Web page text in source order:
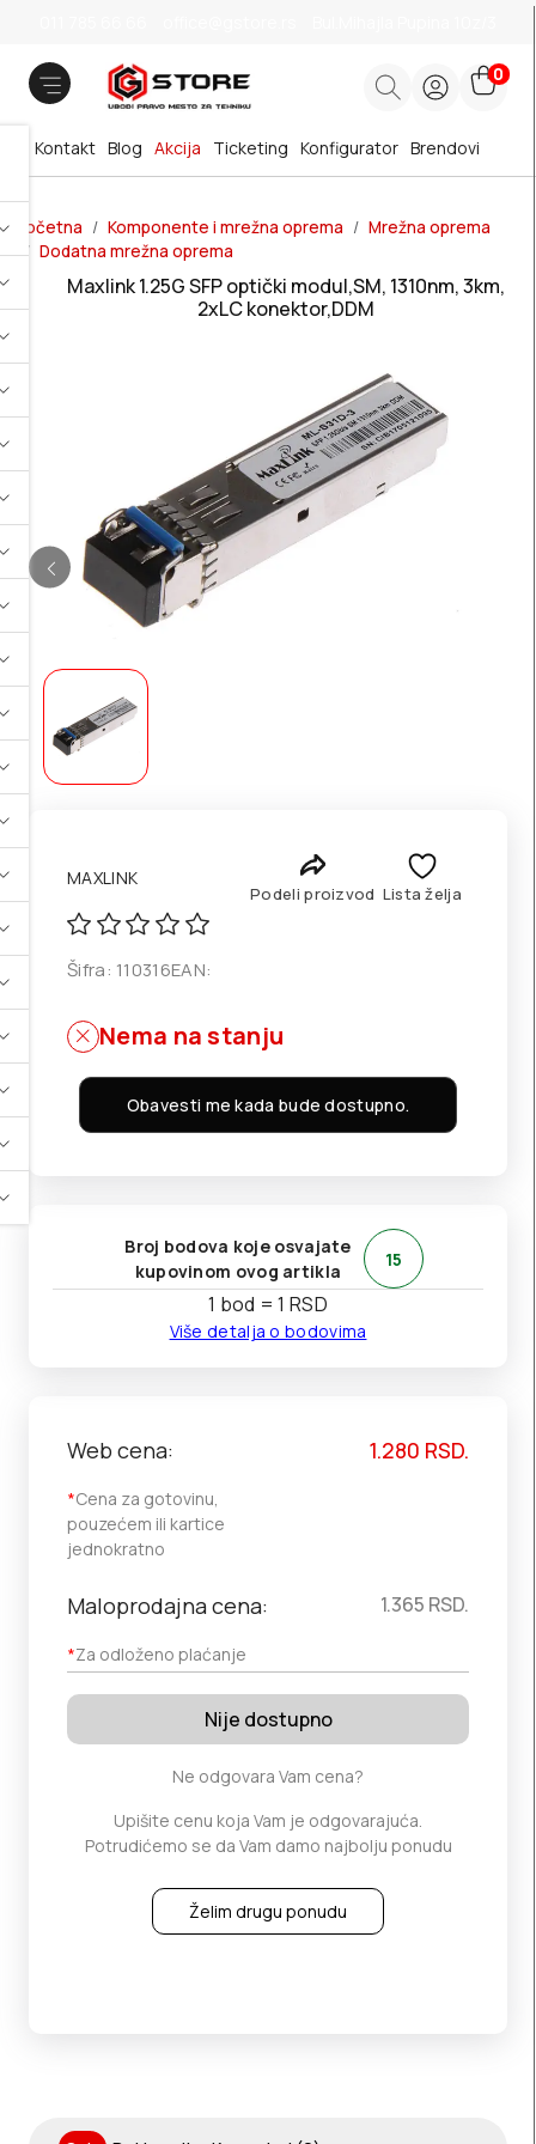
0
Brendovi
Blog Akcija
Kontakt Ticketing Konfigurator
Početna Komponente i mrežna oprema
Mrežna oprema
Dodatna mrežna oprema
Maxlink 1.25G SFP optički modul,SM, 1310nm, 3km,
2xLC konektor,DDM
MAXLINK
Podeli proizvod Lista želja
Šifra: 110316EAN:
Nema na stanju
Obavesti me kada bude dostupno.
Broj bodova koje osvajate
kupovinom ovog artikla
15
1 bod = 1 RSD
Više detalja o bodovima
Web cena:
*Cena za gotovinu,
pouzećem ili kartice
jednokratno
1.280 RSD.
Maloprodajna cena:
*Za odloženo plaćanje
1.365 RSD.
Nije dostupno
Ne odgovara Vam cena?
Upišite cenu koja Vam je odgovarajuća.
Potrudićemo se da Vam damo najbolju ponudu
Želim drugu ponudu